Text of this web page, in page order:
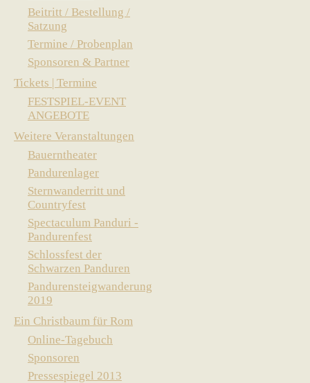
Beitritt / Bestellung /
Satzung
Termine / Probenplan
Sponsoren & Partner
Tickets | Termine
FESTSPIEL-EVENT
ANGEBOTE
Weitere Veranstaltungen
Bauerntheater
Pandurenlager
Sternwanderritt und
Countryfest
Spectaculum Panduri -
Pandurenfest
Schlossfest der
Schwarzen Panduren
Pandurensteigwanderung
2019
Ein Christbaum für Rom
Online-Tagebuch
Sponsoren
Pressespiegel 2013